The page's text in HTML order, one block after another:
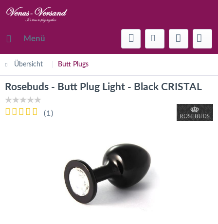
Menü
Übersicht Butt Plugs
Rosebuds - Butt Plug Light - Black CRISTAL
(1 )